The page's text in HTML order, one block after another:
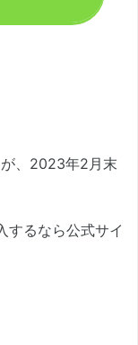
、2023年2月末
するなら公式サイ